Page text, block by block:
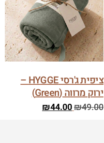
ציפית ג'רסי HYGGE –
ירוק מרווה (Green)
₪49.00
₪44.00